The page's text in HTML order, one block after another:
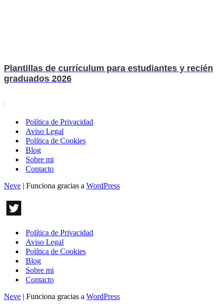
Plantillas de currículum para estudiantes y recién
graduados 2026
Política de Privacidad
Aviso Legal
Política de Cookies
Blog
Sobre mi
Contacto
Neve | Funciona gracias a WordPress
Política de Privacidad
Aviso Legal
Política de Cookies
Blog
Sobre mi
Contacto
Neve | Funciona gracias a WordPress